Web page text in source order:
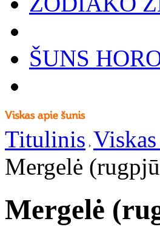
ŠUNS
Titulinis
Mergelė
Mergelė